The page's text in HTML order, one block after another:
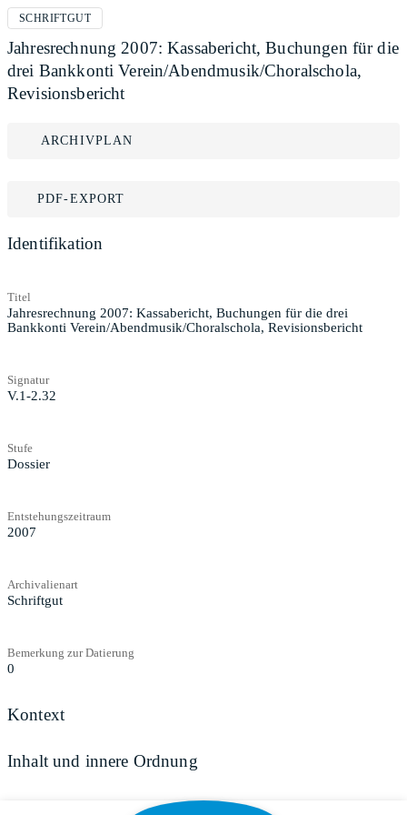
SCHRIFTGUT
Jahresrechnung 2007: Kassabericht, Buchungen für die
drei Bankkonti Verein/Abendmusik/Choralschola,
Revisionsbericht
ARCHIVPLAN
PDF-EXPORT
Identifikation
Titel
Jahresrechnung 2007: Kassabericht, Buchungen für die drei
Bankkonti Verein/Abendmusik/Choralschola, Revisionsbericht
Signatur
V.1-2.32
Stufe
Dossier
Entstehungszeitraum
2007
Archivalienart
Schriftgut
Bemerkung zur Datierung
0
Kontext
Inhalt und innere Ordnung
Zugangs- und Benutzungsbestimmungen